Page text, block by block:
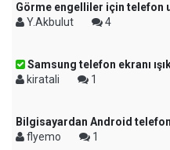
Görme engelliler için telefon
Y.Akbulut
4
Samsung telefon ekranı
kiratali
1
Bilgisayardan Android
flyemo
1